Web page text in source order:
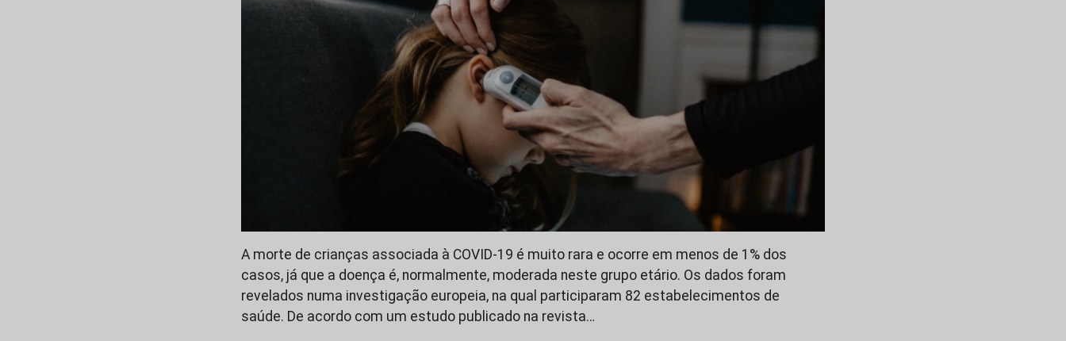
A morte de crianças associada à COVID-19 é muito rara e ocorre em menos de 1% dos
casos, já que a doença é, normalmente, moderada neste grupo etário. Os dados foram
revelados numa investigação europeia, na qual participaram 82 estabelecimentos de
saúde. De acordo com um estudo publicado na revista…